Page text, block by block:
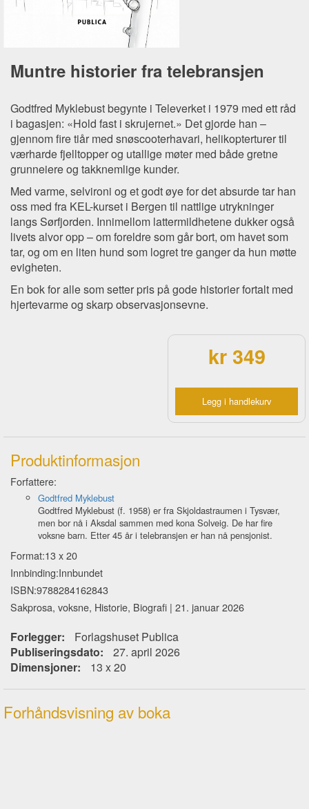
Muntre historier fra telebransjen
Godtfred Myklebust begynte i Televerket i 1979 med ett råd
i bagasjen: «Hold fast i skrujernet.» Det gjorde han –
gjennom fire tiår med snøscooterhavari, helikopterturer til
værharde fjelltopper og utallige møter med både gretne
grunneiere og takknemlige kunder.
Med varme, selvironi og et godt øye for det absurde tar han
oss med fra KEL-kurset i Bergen til nattlige utrykninger
langs Sørfjorden. Innimellom lattermildhetene dukker også
livets alvor opp – om foreldre som går bort, om havet som
tar, og om en liten hund som logret tre ganger da hun møtte
evigheten.
En bok for alle som setter pris på gode historier fortalt med
hjertevarme og skarp observasjonsevne.
kr 349
Legg i handlekurv
Produktinformasjon
Forfattere:
Godtfred Myklebust
Godtfred Myklebust (f. 1958) er fra Skjoldastraumen i Tysvær,
men bor nå i Aksdal sammen med kona Solveig. De har fire
voksne barn. Etter 45 år i telebransjen er han nå pensjonist.
Format:13 x 20
Innbinding:Innbundet
ISBN:9788284162843
Sakprosa, voksne, Historie, Biografi | 21. januar 2026
Forlegger:
Forlagshuset Publica
Publiseringsdato:
27. april 2026
Dimensjoner:
13 x 20
Forhåndsvisning av boka